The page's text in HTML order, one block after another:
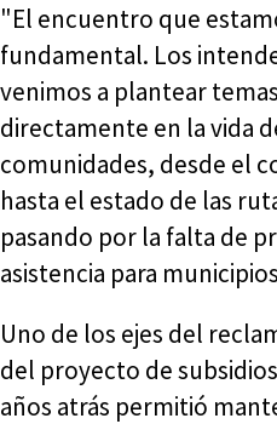
"El encuentro que
fundamental. Los
venimos a plantear
directamente en la vida
comunidades, desde el
hasta el estado de las
pasando por la falta de
asistencia para
Uno de los ejes del
del proyecto de
años atrás permitió